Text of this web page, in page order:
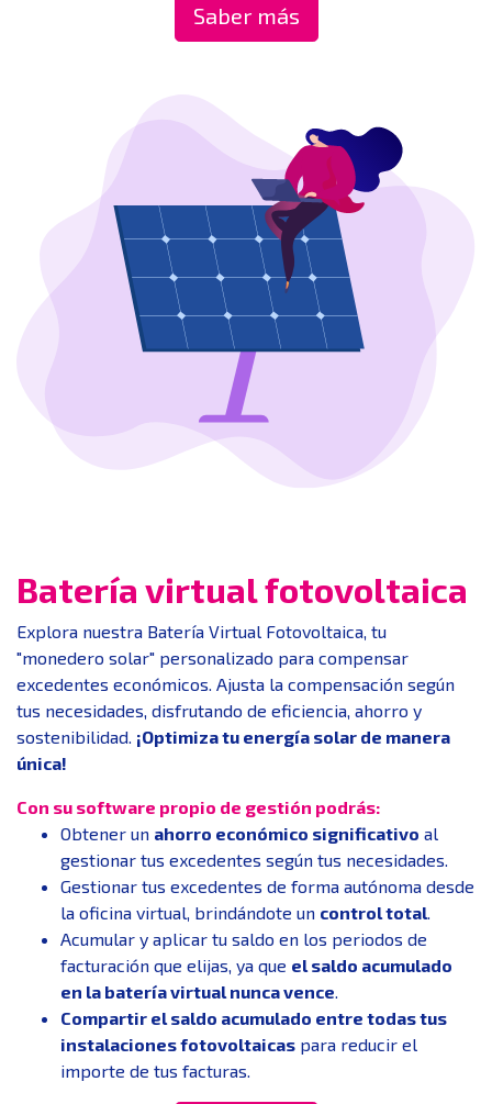
Saber más
Batería virtual fotovoltaica
Explora nuestra Batería Virtual Fotovoltaica, tu
"monedero solar" personalizado para compensar
excedentes económicos. Ajusta la compensación según
tus necesidades, disfrutando de eficiencia, ahorro y
sostenibilidad. ¡Optimiza tu energía solar de manera
única!
Con su software propio de gestión podrás:
Obtener un ahorro económico significativo al
gestionar tus excedentes según tus necesidades.
Gestionar tus excedentes de forma autónoma desde
la oficina virtual, brindándote un control total
Acumular y aplicar tu saldo en los periodos de
facturación que elijas, ya que el saldo acumulado
en la batería virtual nunca vence
Compartir el saldo acumulado entre todas tus
instalaciones fotovoltaicas para reducir el
importe de tus facturas.